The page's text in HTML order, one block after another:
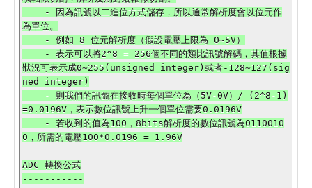
為單位。
狀況可表示成0~255(unsigned integer)或者-128~127(sig
ned integer)
=0.0196V，表示數位訊號上升一個單位需要0.0196V
0，所需的電壓100*0.0196 = 1.96V
ADC 轉換公式
-----------